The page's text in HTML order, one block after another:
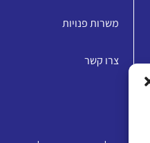
משרות פנויות
צרו קשר